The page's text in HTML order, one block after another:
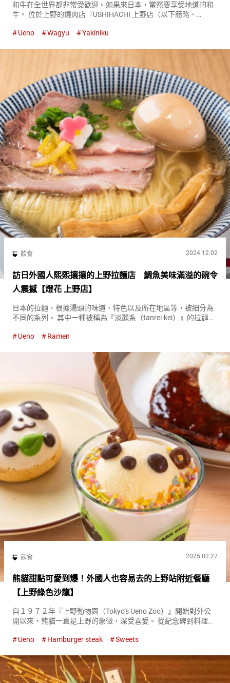
和牛在全世界都非常受歡迎。如果來日本，當然要享受地道的和
牛。 位於上野的燒肉店『USHIHACHI 上野店（以下簡略、
合理。 除了套餐菜單之外，這家店還有豐富的和牛...
Ueno Wagyu Yakiniku
飲食 2024.12.02
訪日外國人熙熙攘攘的上野拉麵店 鯛魚美味滿溢的碗令
人震撼【燈花 上野店】
日本的拉麵，根據湯頭的味道、特色以及所在地區等，被細分為
不同的系列。 其中一種被稱為『淡麗系（tanrei-kei）』的拉麵。
分店的『鯛鹽蕎麥 燈花（簡略、燈花）（Taishio-...
Ueno Ramen
飲食 2025.02.27
熊貓甜點可愛到爆！外國人也容易去的上野站附近餐廳
【上野綠色沙龍】
自１９７２年『上野動物園（Tokyo’s Ueno Zoo）』開始對外公
開以來，熊貓一直是上野的象徵，深受喜愛。 從紀念碑到料理，
近的『上野綠色沙龍（Ueno Green Salo...
Ueno Hamburger steak Sweets